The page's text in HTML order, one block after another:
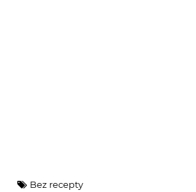
Bez recepty